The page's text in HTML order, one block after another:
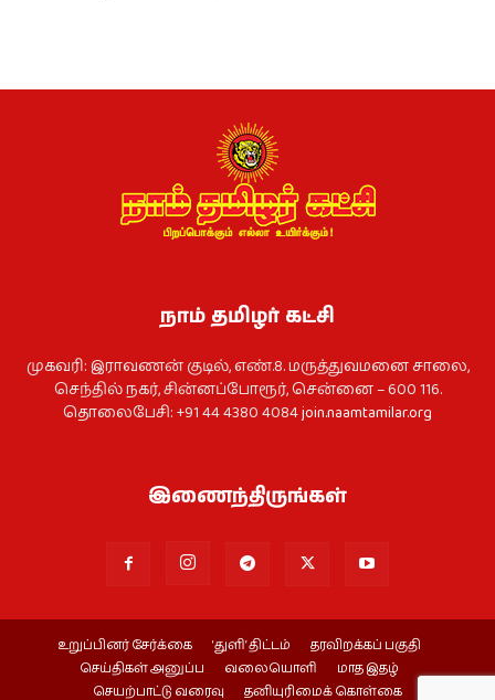
நாம் தமிழர் கட்சி
முகவரி: இராவணன் குடில், எண்.8. மருத்துவமனை சாலை,
செந்தில் நகர், சின்னப்போரூர், சென்னை – 600 116.
தொலைபேசி: +91 44 4380 4084join.naamtamilar.org
இணைந்திருங்கள்
உறுப்பினர் சேர்க்கை ‘துளி’ திட்டம்
தரவிறக்கப் பகுதி
செய்திகள் அனுப்ப
வலையொளி
மாத இதழ்
செயற்பாட்டு வரைவு
தனியுரிமைக் கொள்கை